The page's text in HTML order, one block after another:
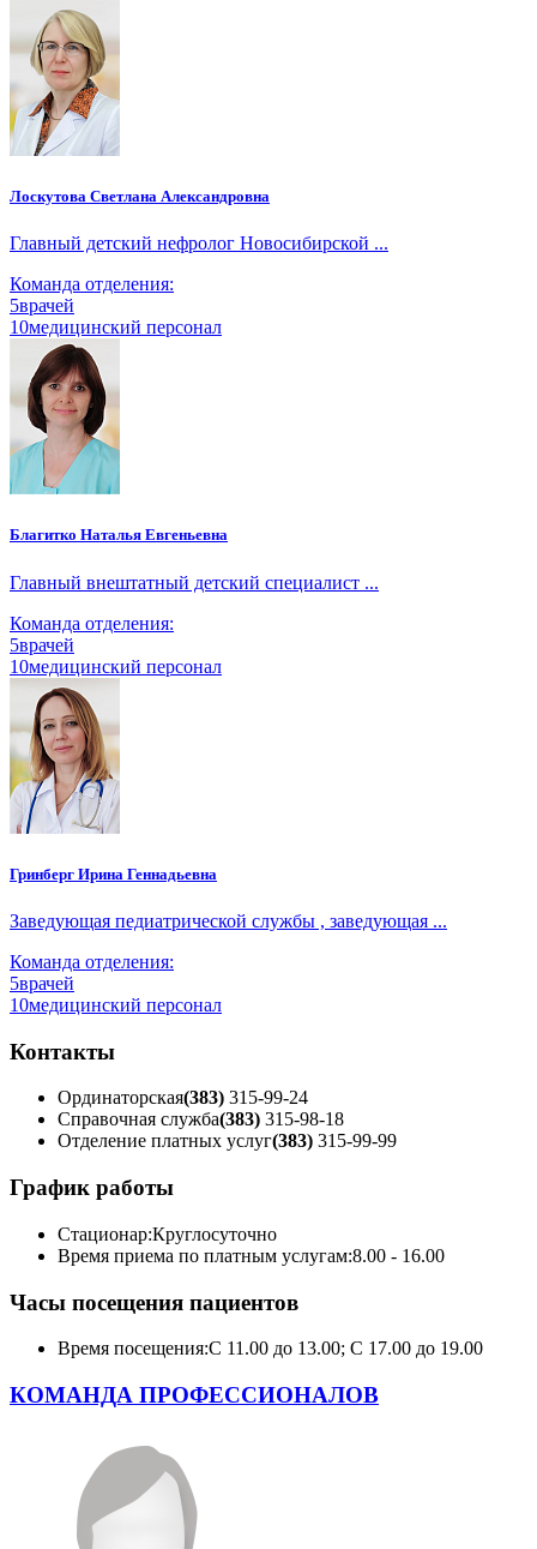
Лоскутова Светлана Александровна
Главный детский нефролог Новосибирской ...
Команда отделения:
5врачей
10медицинский персонал
Благитко Наталья Евгеньевна
Главный внештатный детский специалист ...
Команда отделения:
5врачей
10медицинский персонал
Гринберг Ирина Геннадьевна
Заведующая педиатрической службы , заведующая ...
Команда отделения:
5врачей
10медицинский персонал
Контакты
Ординаторская(383) 315-99-24
Справочная служба(383) 315-98-18
Отделение платных услуг(383) 315-99-99
График работы
Стационар:Круглосуточно
Время приема по платным услугам:8.00 - 16.00
Часы посещения пациентов
Время посещения:С 11.00 до 13.00; С 17.00 до 19.00
КОМАНДА ПРОФЕССИОНАЛОВ